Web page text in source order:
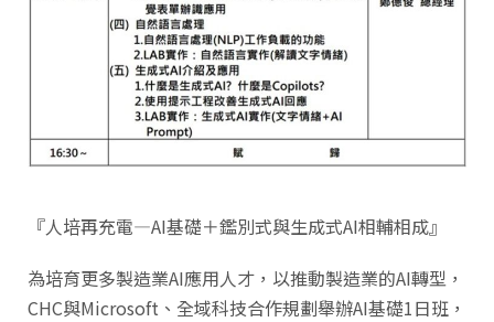
『人培再充電—AI基礎＋鑑別式與生成式AI相輔相成』
為培育更多製造業AI應用人才，以推動製造業的AI轉型，
CHC與Microsoft、全域科技合作規劃舉辦AI基礎1日班，